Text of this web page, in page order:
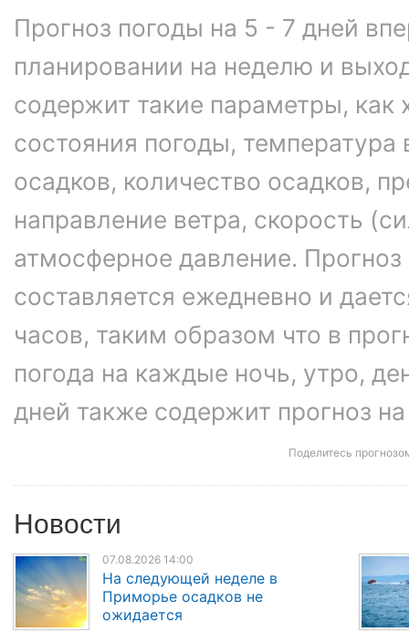
Прогноз погоды на 5 - 7 дней
планировании на неделю и
содержит такие параметры, как
состояния погоды, температура
осадков, количество осадков,
направление ветра, скорость
атмосферное давление.
составляется ежедневно и
часов, таким образом что в
погода на каждые ночь, утро,
дней также содержит прогноз
Поделитесь
Новости
07.08.2026 14:00
На следующей неделе в
Приморье осадков не
ожидается